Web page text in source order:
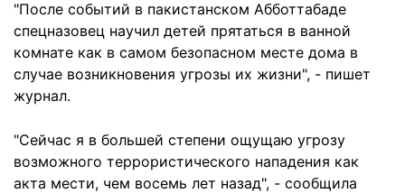
"После событий в пакистанском Абботтабаде
спецназовец научил детей прятаться в ванной
комнате как в самом безопасном месте дома в
случае возникновения угрозы их жизни", - пишет
журнал.
"Сейчас я в большей степени ощущаю угрозу
возможного террористического нападения как
акта мести, чем восемь лет назад", - сообщила